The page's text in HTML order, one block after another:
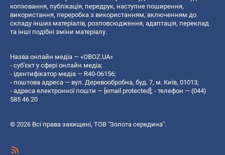
копiювання, публiкацiя, передрук, наступне поширення,
використання, переробка з використанням, включенням до
складу інших матеріалів, розповсюдження, адаптація, переклад
та інші подібні зміни матеріалу.
Назва онлайн медіа — «OBOZ.UA»
- суб'єкт у сфері онлайн медіа;
- ідентифікатор медіа — R40-06156;
- поштова адреса — вул. Деревообробна, буд. 7, м. Київ, 01013;
- адреса електронної пошти — [email protected]; - телефон — (044)
585 46 20
© 2026 Всі права захищені, ТОВ "Золота середина".